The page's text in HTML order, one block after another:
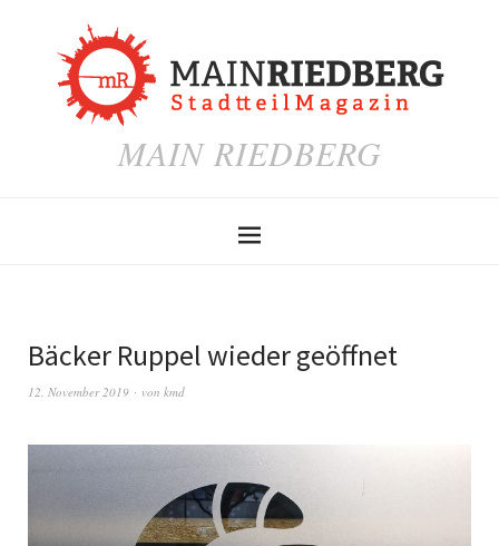
MAIN RIEDBERG
Bäcker Ruppel wieder geöffnet
12. November 2019 von kmd